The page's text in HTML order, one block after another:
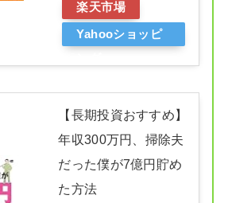
楽天市場
Yahooショッピ
【長期投資おすすめ】
年収300万円、掃除夫
だった僕が7億円貯め
た方法